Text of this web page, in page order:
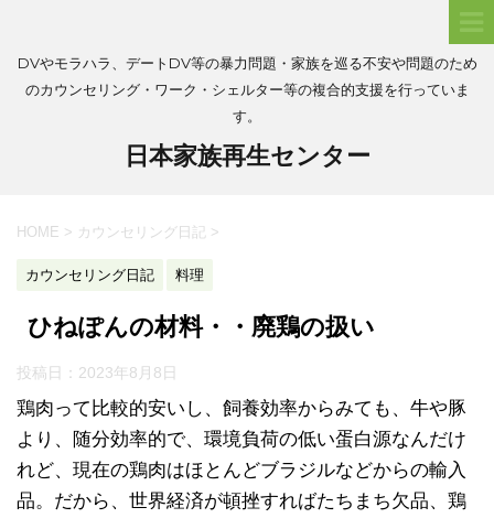
DVやモラハラ、デートDV等の暴力問題・家族を巡る不安や問題のため
のカウンセリング・ワーク・シェルター等の複合的支援を行っていま
す。
日本家族再生センター
HOME > カウンセリング日記 >
カウンセリング日記 料理
ひねぽんの材料・・廃鶏の扱い
投稿日： 2023年8月8日
鶏肉って比較的安いし、飼養効率からみても、牛や豚
より、随分効率的で、環境負荷の低い蛋白源なんだけ
れど、現在の鶏肉はほとんどブラジルなどからの輸入
品。だから、世界経済が頓挫すればたちまち欠品、鶏